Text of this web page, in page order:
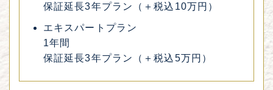
保証延長3年プラン（＋税込10万円）
エキスパートプラン
1年間
保証延長3年プラン（＋税込5万円）